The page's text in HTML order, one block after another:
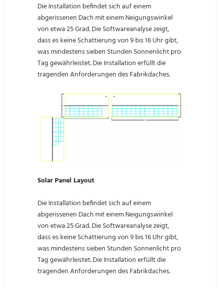
Die Installation befindet sich auf einem
abgerissenen Dach mit einem Neigungswinkel
von etwa 25 Grad. Die Softwareanalyse zeigt,
dass es keine Schattierung von 9 bis 16 Uhr gibt,
was mindestens sieben Stunden Sonnenlicht pro
Tag gewährleistet. Die Installation erfüllt die
tragenden Anforderungen des Fabrikdaches.
Solar Panel Layout
Die Installation befindet sich auf einem
abgerissenen Dach mit einem Neigungswinkel
von etwa 25 Grad. Die Softwareanalyse zeigt,
dass es keine Schattierung von 9 bis 16 Uhr gibt,
was mindestens sieben Stunden Sonnenlicht pro
Tag gewährleistet. Die Installation erfüllt die
tragenden Anforderungen des Fabrikdaches.